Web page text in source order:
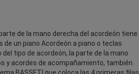
de la mano derecha del acordeón tiene
un piano Acordeón a piano o teclas
tipo de acordeón, la parte de la mano
y acordes de acompañamiento, también